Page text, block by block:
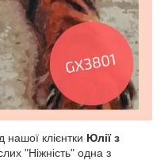
нашої клієнтки Юлії з
"Ніжність" одна з